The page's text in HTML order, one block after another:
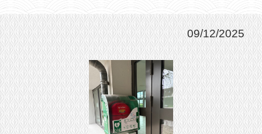
09/12/2025